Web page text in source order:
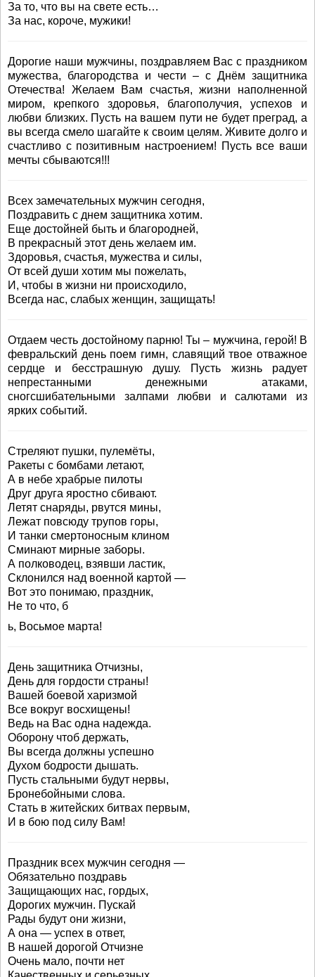
За то, что вы на свете есть…
За нас, короче, мужики!
Дорогие наши мужчины, поздравляем Вас с праздником
мужества, благородства и чести – с Днём защитника
Отечества! Желаем Вам счастья, жизни наполненной
миром, крепкого здоровья, благополучия, успехов и
любви близких. Пусть на вашем пути не будет преград, а
вы всегда смело шагайте к своим целям. Живите долго и
счастливо с позитивным настроением! Пусть все ваши
мечты сбываются!!!
Всех замечательных мужчин сегодня,
Поздравить с днем защитника хотим.
Еще достойней быть и благородней,
В прекрасный этот день желаем им.
Здоровья, счастья, мужества и силы,
От всей души хотим мы пожелать,
И, чтобы в жизни ни происходило,
Всегда нас, слабых женщин, защищать!
Отдаем честь достойному парню! Ты – мужчина, герой! В
февральский день поем гимн, славящий твое отважное
сердце и бесстрашную душу. Пусть жизнь радует
непрестанными денежными атаками,
сногсшибательными залпами любви и салютами из
ярких событий.
Стреляют пушки, пулемёты,
Ракеты с бомбами летают,
А в небе храбрые пилоты
Друг друга яростно сбивают.
Летят снаряды, рвутся мины,
Лежат повсюду трупов горы,
И танки смертоносным клином
Сминают мирные заборы.
А полководец, взявши ластик,
Склонился над военной картой —
Вот это понимаю, праздник,
Не то что, б
ь, Восьмое марта!
День защитника Отчизны,
День для гордости страны!
Вашей боевой харизмой
Все вокруг восхищены!
Ведь на Вас одна надежда.
Оборону чтоб держать,
Вы всегда должны успешно
Духом бодрости дышать.
Пусть стальными будут нервы,
Бронебойными слова.
Стать в житейских битвах первым,
И в бою под силу Вам!
Праздник всех мужчин сегодня —
Обязательно поздравь
Защищающих нас, гордых,
Дорогих мужчин. Пускай
Рады будут они жизни,
А она — успех в ответ,
В нашей дорогой Отчизне
Очень мало, почти нет